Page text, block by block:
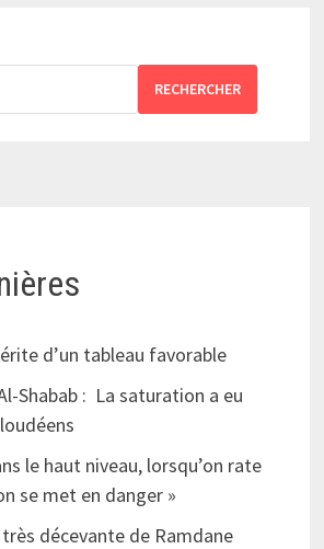
RECHERCHER
d’un tableau favorable
Shabab : La saturation a eu
le haut niveau, lorsqu’on rate
se met en danger »
décevante de Ramdane